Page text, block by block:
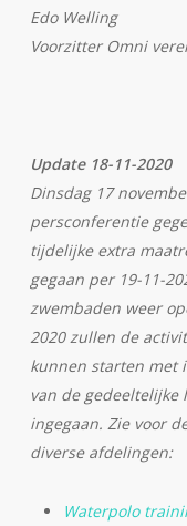
Edo Welling
Voorzitter Omni
Update 18-11-2020
Dinsdag 17
persconferentie
tijdelijke extra
gegaan per 19-11-
zwembaden weer
2020 zullen de
kunnen starten met
van de gedeeltelijke
ingegaan. Zie voor
diverse afdelingen:
Waterpolo